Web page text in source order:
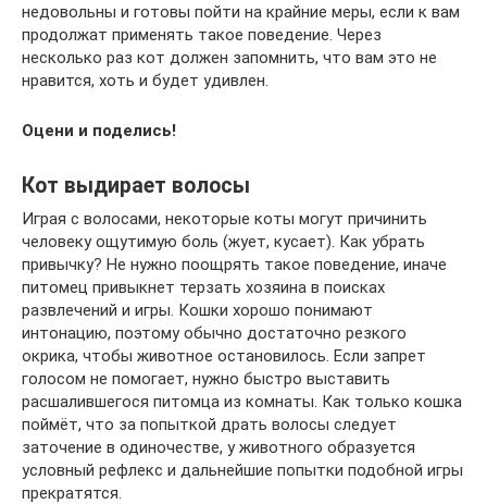
недовольны и готовы пойти на крайние меры, если к вам
продолжат применять такое поведение. Через
несколько раз кот должен запомнить, что вам это не
нравится, хоть и будет удивлен.
Оцени и поделись!
Кот выдирает волосы
Играя с волосами, некоторые коты могут причинить
человеку ощутимую боль (жует, кусает). Как убрать
привычку? Не нужно поощрять такое поведение, иначе
питомец привыкнет терзать хозяина в поисках
развлечений и игры. Кошки хорошо понимают
интонацию, поэтому обычно достаточно резкого
окрика, чтобы животное остановилось. Если запрет
голосом не помогает, нужно быстро выставить
расшалившегося питомца из комнаты. Как только кошка
поймёт, что за попыткой драть волосы следует
заточение в одиночестве, у животного образуется
условный рефлекс и дальнейшие попытки подобной игры
прекратятся.